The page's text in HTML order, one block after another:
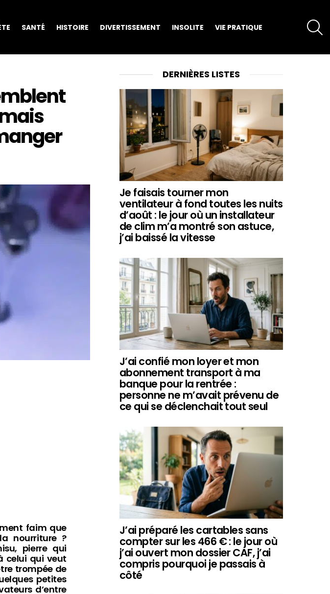
SANTÉ HISTOIRE DIVERTISSEMENT INSOLITE VIE PRATIQUE
faim que
nourriture ?
pierre qui
celui qui veut
trompée de
petites
d’entre
DERNIÈRES LISTES
Je faisais tourner mon
ventilateur à fond toutes les nuits
d’août : le jour où un installateur
de clim m’a montré son astuce,
j’ai baissé la vitesse
J’ai confié mon loyer et mon
abonnement transport à ma
banque pour la rentrée :
personne ne m’avait prévenu de
ce qui se déclenchait tout seul
J’ai préparé les cartables sans
compter sur les 466 € : le jour où
j’ai ouvert mon dossier CAF, j’ai
compris pourquoi je passais à
côté